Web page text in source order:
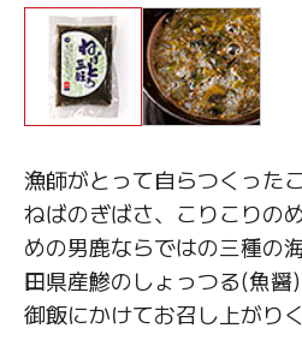
漁師がとって自らつくった
ねばのぎばさ、こりこりの
めの男鹿ならではの三種の
田県産鯵のしょっつる(魚醤
御飯にかけてお召し上がり